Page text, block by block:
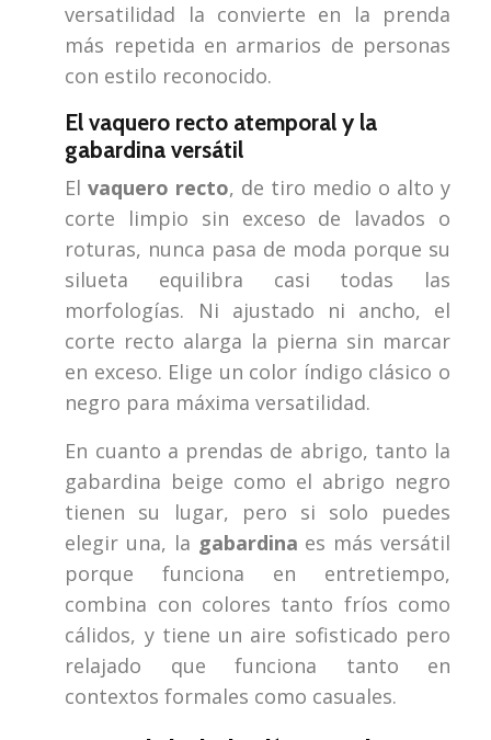
versatilidad la convierte en la prenda
más repetida en armarios de personas
con estilo reconocido.
El vaquero recto atemporal y la
gabardina versátil
Elvaquero recto, de tiro medio o alto y
corte limpio sin exceso de lavados o
roturas, nunca pasa de moda porque su
silueta equilibra casi todas las
morfologías. Ni ajustado ni ancho, el
corte recto alarga la pierna sin marcar
en exceso. Elige un color índigo clásico o
negro para máxima versatilidad.
En cuanto a prendas de abrigo, tanto la
gabardina beige como el abrigo negro
tienen su lugar, pero si solo puedes
elegir una, la gabardina es más versátil
porque funciona en entretiempo,
combina con colores tanto fríos como
cálidos, y tiene un aire sofisticado pero
relajado que funciona tanto en
contextos formales como casuales.